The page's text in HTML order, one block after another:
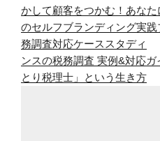
かして顧客をつかむ！あな
のセルフブランディング実践
務調査対応ケーススタディ
ンスの税務調査 実例&対応ガ
とり税理士」という生き方